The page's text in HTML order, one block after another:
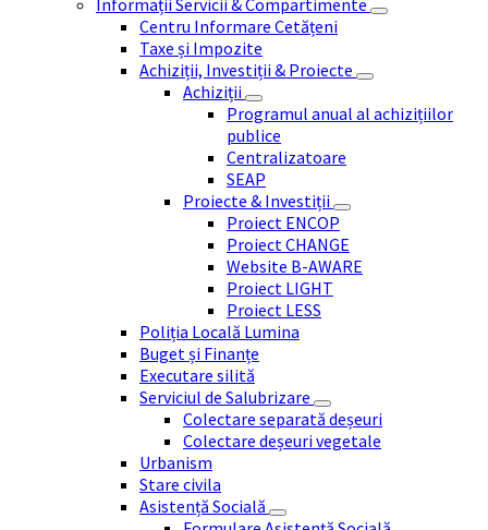
Informații Servicii & Compartimente
Centru Informare Cetățeni
Taxe și Impozite
Achiziții, Investiții & Proiecte
Achiziții
Programul anual al achizițiilor
publice
Centralizatoare
SEAP
Proiecte & Investiții
Proiect ENCOP
Proiect CHANGE
Website B-AWARE
Proiect LIGHT
Proiect LESS
Poliția Locală Lumina
Buget și Finanțe
Executare silită
Serviciul de Salubrizare
Colectare separată deșeuri
Colectare deșeuri vegetale
Urbanism
Stare civila
Asistență Socială